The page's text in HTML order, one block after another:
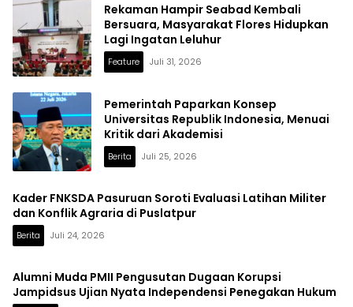
Rekaman Hampir Seabad Kembali
Bersuara, Masyarakat Flores Hidupkan
Lagi Ingatan Leluhur
Feature Juli 31, 2026
Pemerintah Paparkan Konsep
Universitas Republik Indonesia, Menuai
Kritik dari Akademisi
Berita Juli 25, 2026
Kader FNKSDA Pasuruan Soroti Evaluasi Latihan Militer
dan Konflik Agraria di Puslatpur
Berita Juli 24, 2026
Alumni Muda PMII Pengusutan Dugaan Korupsi
Jampidsus Ujian Nyata Independensi Penegakan Hukum